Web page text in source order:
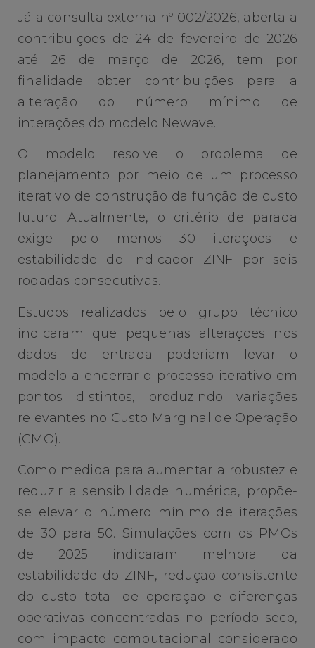
Já a consulta externa nº 002/2026, aberta a
contribuições de 24 de fevereiro de 2026
até 26 de março de 2026, tem por
finalidade obter contribuições para a
alteração do número mínimo de
interações do modelo Newave.
O modelo resolve o problema de
planejamento por meio de um processo
iterativo de construção da função de custo
futuro. Atualmente, o critério de parada
exige pelo menos 30 iterações e
estabilidade do indicador ZINF por seis
rodadas consecutivas.
Estudos realizados pelo grupo técnico
indicaram que pequenas alterações nos
dados de entrada poderiam levar o
modelo a encerrar o processo iterativo em
pontos distintos, produzindo variações
relevantes no Custo Marginal de Operação
(CMO).
Como medida para aumentar a robustez e
reduzir a sensibilidade numérica, propõe-
se elevar o número mínimo de iterações
de 30 para 50. Simulações com os PMOs
de 2025 indicaram melhora da
estabilidade do ZINF, redução consistente
do custo total de operação e diferenças
operativas concentradas no período seco,
com impacto computacional considerado